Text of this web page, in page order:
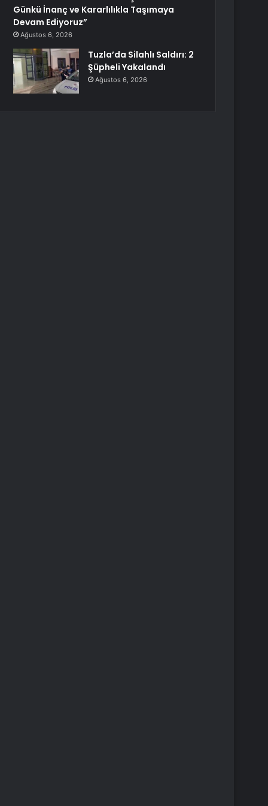
Günkü İnanç ve Kararlılıkla Taşımaya
Devam Ediyoruz”
Ağustos 6, 2026
Tuzla’da Silahlı Saldırı: 2
Şüpheli Yakalandı
Ağustos 6, 2026